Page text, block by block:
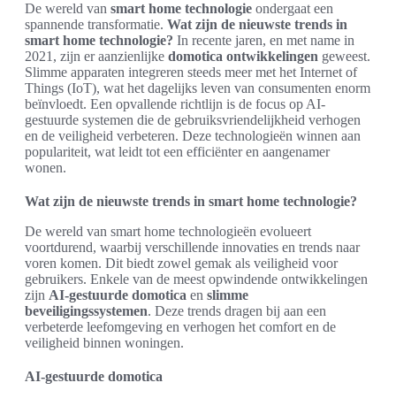
De wereld van smart home technologie ondergaat een
spannende transformatie. Wat zijn de nieuwste trends in
smart home technologie? In recente jaren, en met name in
2021, zijn er aanzienlijke domotica ontwikkelingen geweest.
Slimme apparaten integreren steeds meer met het Internet of
Things (IoT), wat het dagelijks leven van consumenten enorm
beïnvloedt. Een opvallende richtlijn is de focus op AI-
gestuurde systemen die de gebruiksvriendelijkheid verhogen
en de veiligheid verbeteren. Deze technologieën winnen aan
populariteit, wat leidt tot een efficiënter en aangenamer
wonen.
Wat zijn de nieuwste trends in smart home technologie?
De wereld van smart home technologieën evolueert
voortdurend, waarbij verschillende innovaties en trends naar
voren komen. Dit biedt zowel gemak als veiligheid voor
gebruikers. Enkele van de meest opwindende ontwikkelingen
zijn AI-gestuurde domotica en slimme
beveiligingssystemen. Deze trends dragen bij aan een
verbeterde leefomgeving en verhogen het comfort en de
veiligheid binnen woningen.
AI-gestuurde domotica